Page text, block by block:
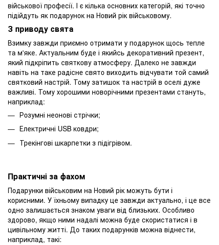
військової професії. І є кілька основних категорій, які точно
підійдуть як подарунок на Новий рік військовому.
З приводу свята
Взимку завжди приємно отримати у подарунок щось тепле
та м'яке. Актуальним буде і якийсь декоративний презент,
який підкріпить святкову атмосферу. Далеко не завжди
навіть на таке радісне свято виходить відчувати той самий
святковий настрій. Тому затишок та настрій в оселі дуже
важливі. Тому хорошими новорічними презентами стануть,
наприклад:
Розумні неонові стрічки;
Електричні USB ковдри;
Трекінгові шкарпетки з підігрівом.
Практичні за фахом
Подарунки військовим на Новий рік можуть бути і
корисними. У їхньому випадку це завжди актуально, і це все
одно залишається знаком уваги від близьких. Особливо
здорово, якщо ними надалі можна буде скористатися і в
цивільному житті. До таких подарунків можна віднести,
наприклад, такі: